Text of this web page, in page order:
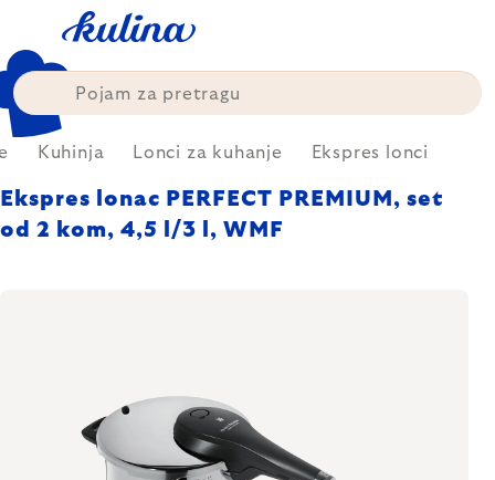
content
Kuhinja Lonci za kuhanje Ekspres lonci
Ekspres lonac PERFECT PREMIUM, set
od 2 kom, 4,5 l/3 l, WMF